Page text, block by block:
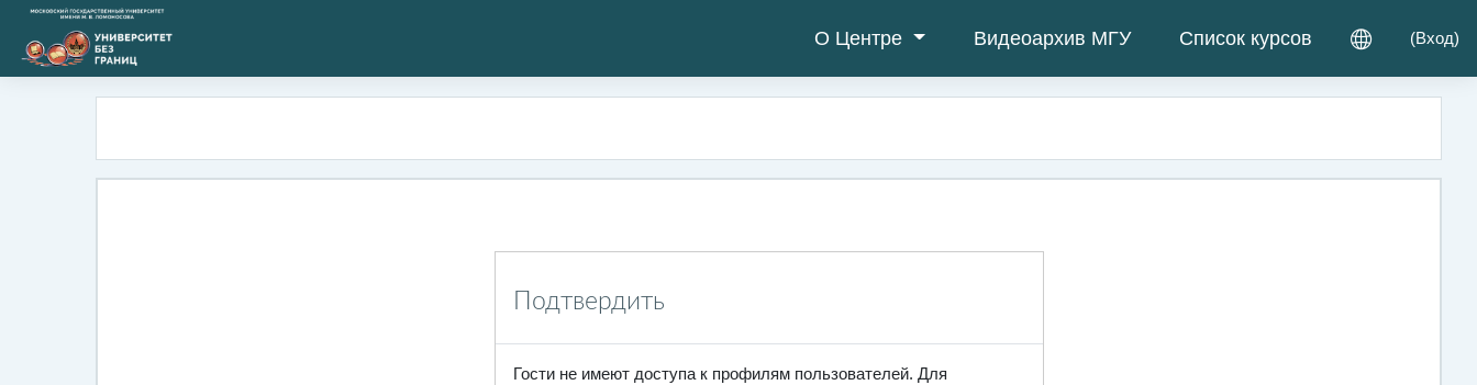
О Центре Видеоархив МГУ Список курсов (Вход)
Перейти к основному содержанию
Подтвердить
Гости не имеют доступа к профилям пользователей. Для